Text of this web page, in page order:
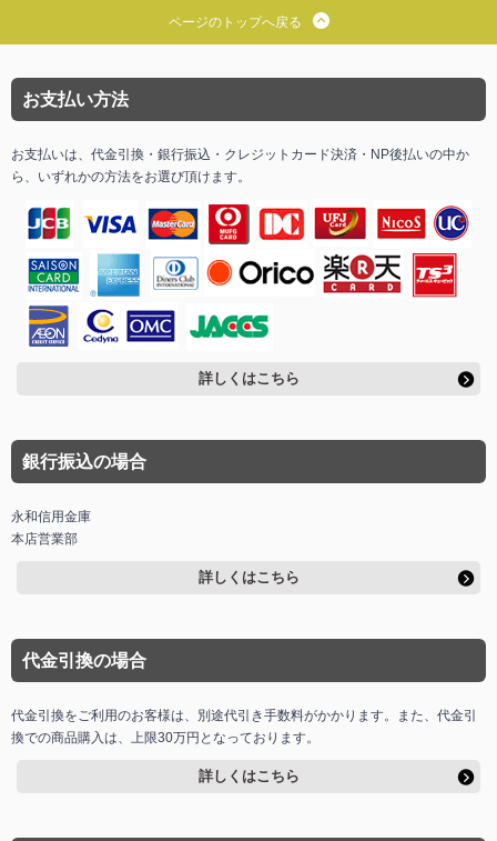
ページのトップへ戻る
お支払い方法
お支払いは、代金引換・銀行振込・クレジットカード決済・NP後払いの中か
ら、いずれかの方法をお選び頂けます。
詳しくはこちら
銀行振込の場合
永和信用金庫
本店営業部
詳しくはこちら
代金引換の場合
代金引換をご利用のお客様は、別途代引き手数料がかかります。また、代金引
換での商品購入は、上限30万円となっております。
詳しくはこちら